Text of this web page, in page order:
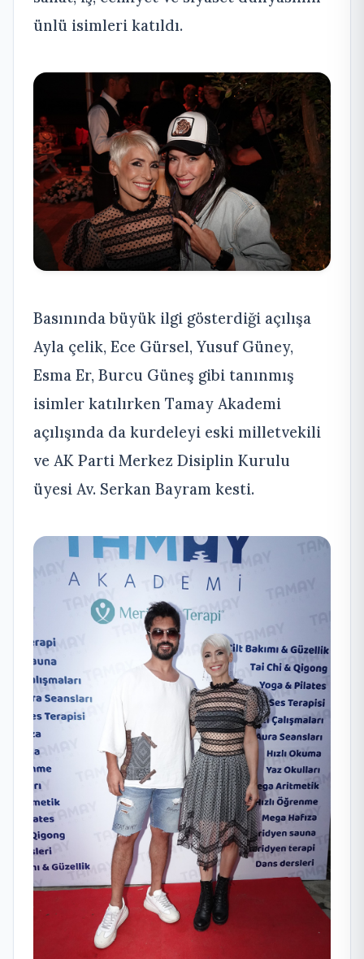
ünlü isimleri katıldı.
Basınında büyük ilgi gösterdiği açılışa
Ayla çelik, Ece Gürsel, Yusuf Güney,
Esma Er, Burcu Güneş gibi tanınmış
isimler katılırken Tamay Akademi
açılışında da kurdeleyi eski milletvekili
ve AK Parti Merkez Disiplin Kurulu
üyesi Av. Serkan Bayram kesti.